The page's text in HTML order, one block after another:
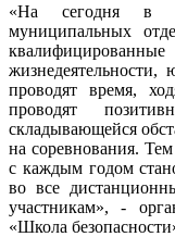
«На сегодня в
муниципальных
квалифицированные
проводят время,
проводят
складывающейся
на соревнования.
с каждым годом
во все
участникам», -
«Школа